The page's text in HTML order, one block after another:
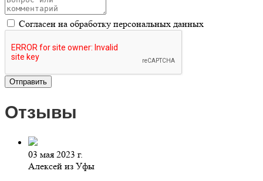
Согласен на обработку персональных данных
Отзывы
03 мая 2023 г.
Алексей из Уфы